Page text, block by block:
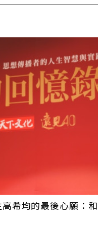
希均的最後心願：和